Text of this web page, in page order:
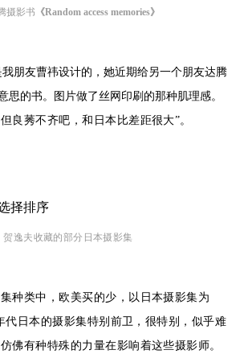
摄影书 《Random access memories》
朋友曹祎设计的，她近期给另一个朋友达腾
思的书。图片做了丝网印刷的那种肌理感。
良莠不齐吧，和日本比差距很大”。
贺逸夫收藏的部分日本摄影集
种类中，欧美买的少，以日本摄影集为
代日本的摄影集特别前卫，很特别，似乎难
佛有种特殊的力量在影响着这些摄影师。